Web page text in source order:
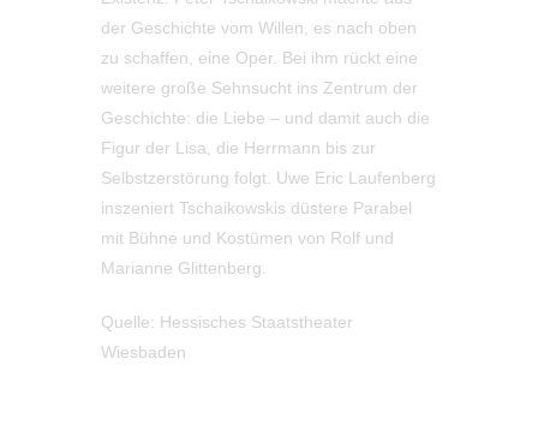
der Geschichte vom Willen, es nach oben
zu schaffen, eine Oper. Bei ihm rückt eine
weitere große Sehnsucht ins Zentrum der
Geschichte: die Liebe – und damit auch die
Figur der Lisa, die Herrmann bis zur
Selbstzerstörung folgt. Uwe Eric Laufenberg
inszeniert Tschaikowskis düstere Parabel
mit Bühne und Kostümen von Rolf und
Marianne Glittenberg.
Quelle: Hessisches Staatstheater
Wiesbaden